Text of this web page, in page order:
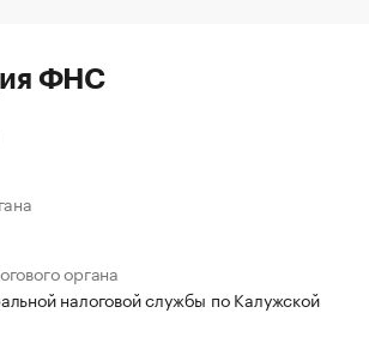
ФНС
органа
налоговой службы по Калужской